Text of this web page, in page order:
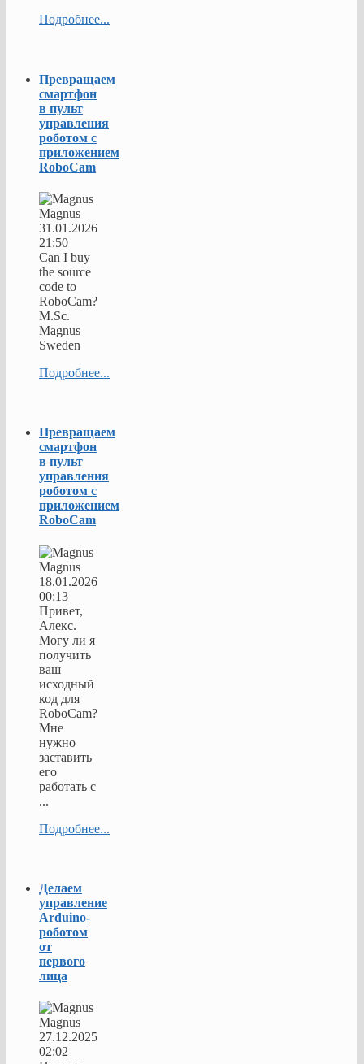
Подробнее...
Превращаем
смартфон
в пульт
управления
роботом с
приложением
RoboCam
Magnus
31.01.2026
21:50
Can I buy
the source
code to
RoboCam?
M.Sc.
Magnus
Sweden
Подробнее...
Превращаем
смартфон
в пульт
управления
роботом с
приложением
RoboCam
Magnus
18.01.2026
00:13
Привет,
Алекс.
Могу ли я
получить
ваш
исходный
код для
RoboCam?
Мне
нужно
заставить
его
работать с
...
Подробнее...
Делаем
управление
Arduino-
роботом
от
первого
лица
Magnus
27.12.2025
02:02